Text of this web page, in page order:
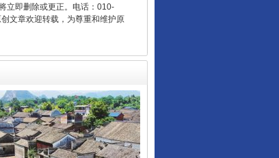
立即删除或更正。电话：010-
文章欢迎转载，为尊重和维护原
让传统村落焕发生机